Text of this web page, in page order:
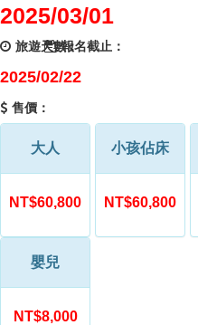
2025/03/01
旅遊天數：報名截止：
2025/02/22
售價：
大人
NT$60,800
小孩佔床
NT$60,800
嬰兒
NT$8,000